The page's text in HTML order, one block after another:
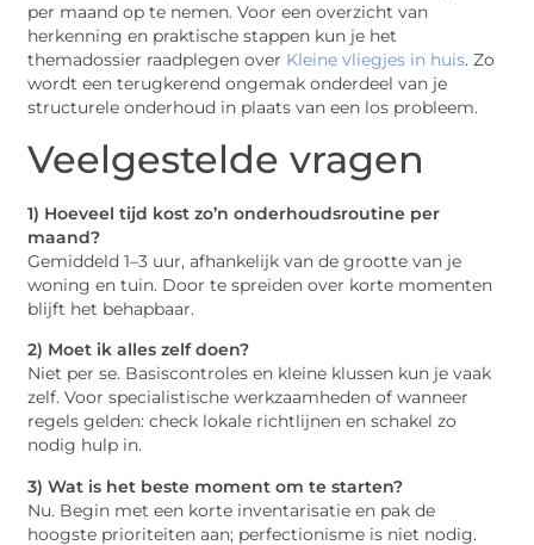
per maand op te nemen. Voor een overzicht van
herkenning en praktische stappen kun je het
themadossier raadplegen over Kleine vliegjes in huis. Zo
wordt een terugkerend ongemak onderdeel van je
structurele onderhoud in plaats van een los probleem.
Veelgestelde vragen
1) Hoeveel tijd kost zo’n onderhoudsroutine per
maand?
Gemiddeld 1–3 uur, afhankelijk van de grootte van je
woning en tuin. Door te spreiden over korte momenten
blijft het behapbaar.
2) Moet ik alles zelf doen?
Niet per se. Basiscontroles en kleine klussen kun je vaak
zelf. Voor specialistische werkzaamheden of wanneer
regels gelden: check lokale richtlijnen en schakel zo
nodig hulp in.
3) Wat is het beste moment om te starten?
Nu. Begin met een korte inventarisatie en pak de
hoogste prioriteiten aan; perfectionisme is niet nodig.